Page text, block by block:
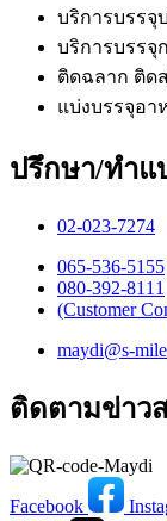
บริการบรรจุ
บริการบรรจุ
ติดฉลาก ติด
แบ่งบรรจุอา
ปรึกษา/ทำแ
02-023-7274​
065-536-5155
​080-392-8111
(Customer
maydi@s-
ติดตามข่าว
Facebook